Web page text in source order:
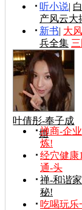
听小说|
产风云大
新书| 大
兵全集
叶倩彤-奉子成
婚
禅商-企
炼!
经穴健康
通-头
禅-和谐
秘!
吃喝玩乐